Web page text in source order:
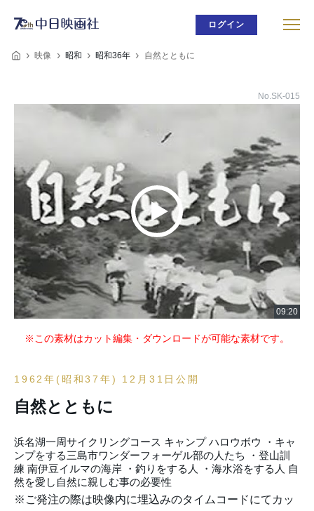
ログイン
映像 昭和 昭和36年 自然とともに
No.SK-015
※この素材はカット編集・ダウンロードが可能な素材です。
1962年(昭和37年) 12月31日公開
自然とともに
浜名湖一周サイクリングコース キャンプ ハロウボウ ・キャ
ンプをする三島市ワンダーフォーゲル部の人たち ・登山訓
練 南伊豆イルマの海岸 ・釣りをする人 ・海水浴をする人 自
然を愛し自然に親しむ事の必要性
※ご発注の際は映像内に埋込みのタイムコードにてカッ